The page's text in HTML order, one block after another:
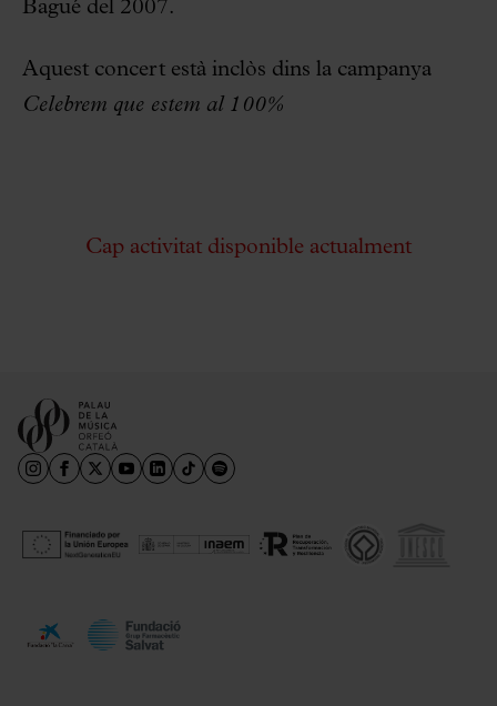
Bagué del 2007.
Aquest concert està inclòs dins la campanya
Celebrem que estem al 100%
Cap activitat disponible actualment